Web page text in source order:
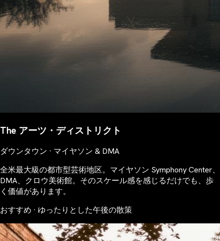
The アーツ・ディストリクト
ダウンタウン · マイヤソン & DMA
全米最大級の都市型芸術地区。マイヤソン Symphony Center、
DMA、クロウ美術館。そのスケール感を感じるだけでも、歩
く価値があります。
おすすめ · ゆったりとした午後の散策